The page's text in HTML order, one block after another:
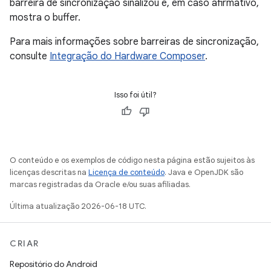
barreira de sincronização sinalizou e, em caso afirmativo,
mostra o buffer.
Para mais informações sobre barreiras de sincronização,
consulte Integração do Hardware Composer.
Isso foi útil?
O conteúdo e os exemplos de código nesta página estão sujeitos às
licenças descritas na Licença de conteúdo. Java e OpenJDK são
marcas registradas da Oracle e/ou suas afiliadas.
Última atualização 2026-06-18 UTC.
CRIAR
Repositório do Android